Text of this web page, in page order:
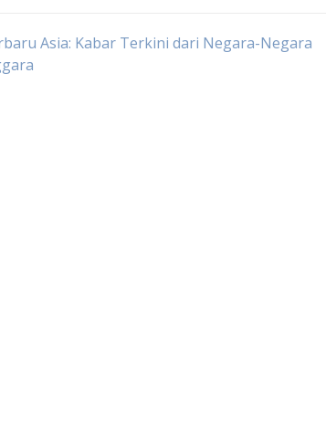
Asia: Kabar Terkini dari Negara-Negara